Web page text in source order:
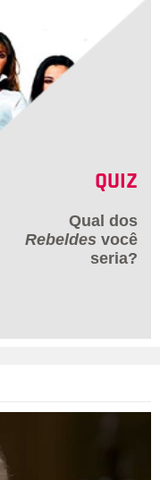
QUIZ
Qual dos
Rebeldes você
seria?